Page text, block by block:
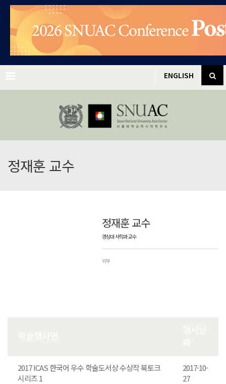
✕
ENGLISH
정재훈 교수
정재훈 교수
경상대 사학과 교수
외부
2017 ICAS 한국어 우수 학술도서상 수상작 북토크
시리즈 1
2017-10-
27